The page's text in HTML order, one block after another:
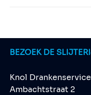
BEZOEK DE
Knol
Ambachtstraat 2